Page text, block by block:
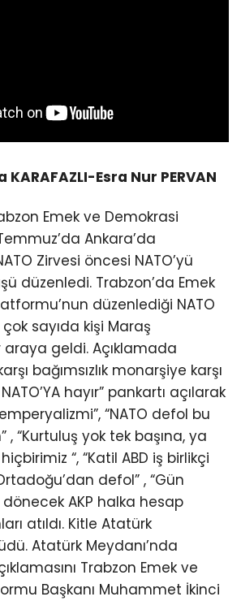
Esra Nur PERVAN
Emek ve Demokrasi
Ankara’da
Zirvesi öncesi NATO’yü
düzenledi. Trabzon’da Emek
düzenlediği NATO
çok sayıda kişi Maraş
araya geldi. Açıklamada
bağımsızlık monarşiye karşı
hayır” pankartı açılarak
“NATO defol bu
, “Kurtuluş yok tek başına, ya
“, “Katil ABD iş birlikçi
defol” , “Gün
AKP halka hesap
atıldı. Kitle Atatürk
Atatürk Meydanı’nda
Trabzon Emek ve
Başkanı Muhammet İkinci